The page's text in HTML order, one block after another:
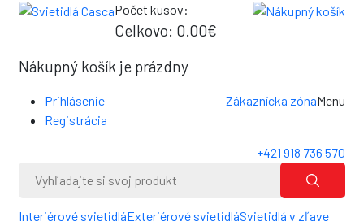
Počet kusov:
Celkovo: 0.00€
Nákupný košík je prázdny
Menu
Zákaznícka zóna
Prihlásenie
Registrácia
+421 918 736 570
Interiérové svietidláExteriérové svietidláSvietidlá v zľave